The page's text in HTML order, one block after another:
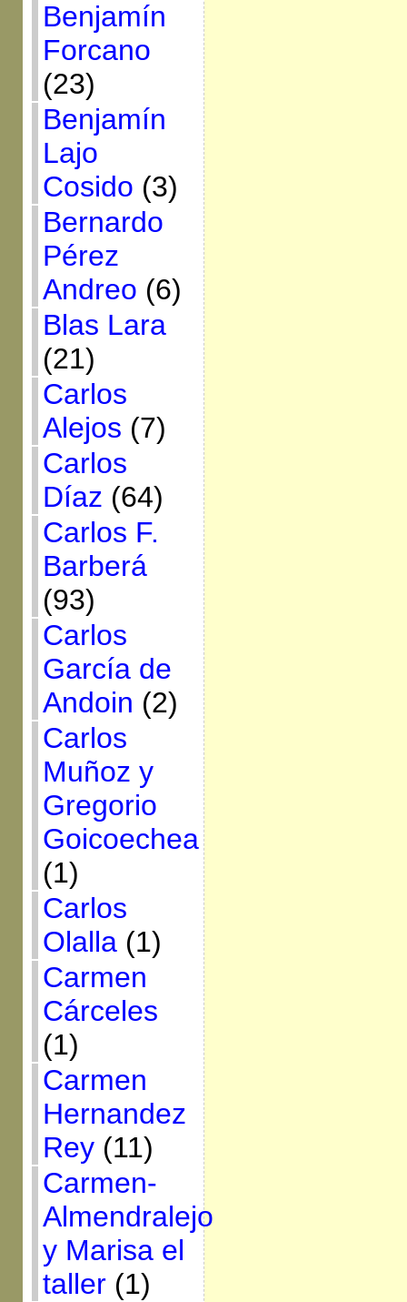
Benjamín
Forcano
(23)
Benjamín
Lajo
Cosido (3)
Bernardo
Pérez
Andreo (6)
Blas Lara
(21)
Carlos
Alejos (7)
Carlos
Díaz (64)
Carlos F.
Barberá
(93)
Carlos
García de
Andoin (2)
Carlos
Muñoz y
Gregorio
Goicoechea
(1)
Carlos
Olalla(1)
Carmen
Cárceles
(1)
Carmen
Hernandez
Rey(11)
Carmen-
Almendralejo
y Marisa el
taller(1)